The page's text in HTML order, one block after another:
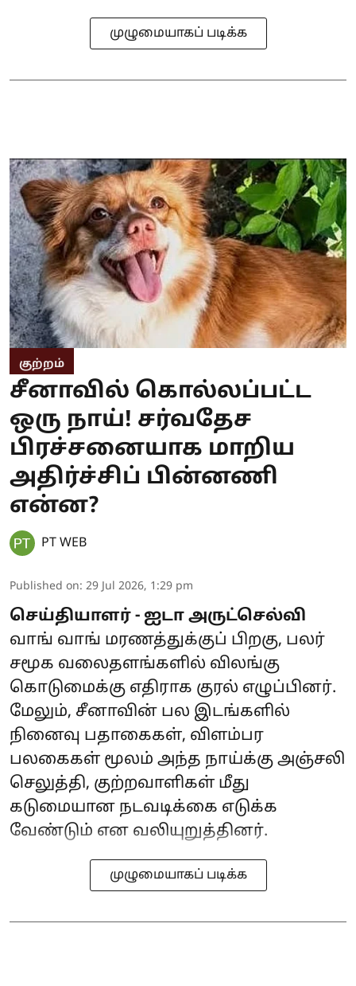
முழுமையாகப் படிக்க
குற்றம்
சீனாவில் கொல்லப்பட்ட
ஒரு நாய்! சர்வதேச
பிரச்சனையாக மாறிய
அதிர்ச்சிப் பின்னணி
என்ன?
PT WEB
Published on: 29 Jul 2026, 1:29 pm
செய்தியாளர் - ஐடா அருட்செல்வி
வாங் வாங் மரணத்துக்குப் பிறகு, பலர்
சமூக வலைதளங்களில் விலங்கு
கொடுமைக்கு எதிராக குரல் எழுப்பினர்.
மேலும், சீனாவின் பல இடங்களில்
நினைவு பதாகைகள், விளம்பர
பலகைகள் மூலம் அந்த நாய்க்கு அஞ்சலி
செலுத்தி, குற்றவாளிகள் மீது
கடுமையான நடவடிக்கை எடுக்க
வேண்டும் என வலியுறுத்தினர்.
முழுமையாகப் படிக்க